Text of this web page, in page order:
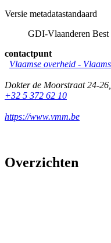
Versie metadatastandaard
GDI-Vlaanderen Best
contactpunt
Vlaamse overheid -
Dokter de Moorstraat 24-26
+32 5 372 62 10
https://www.vmm.be
Overzichten